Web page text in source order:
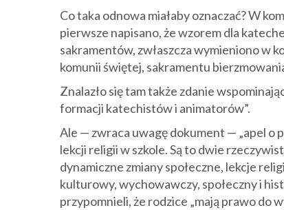
Co taka odnowa miałaby oznaczać? W
pierwsze napisano, że wzorem dla
sakramentów, zwłaszcza wymieniono w
komunii świętej, sakramentu
Znalazło się tam także zdanie
formacji katechistów i animatorów”.
Ale — zwraca uwagę dokument — „apel o
lekcji religii w szkole. Są to dwie
dynamiczne zmiany społeczne, lekcje
kulturowy, wychowawczy, społeczny i
przypomnieli, że rodzice „mają prawo do